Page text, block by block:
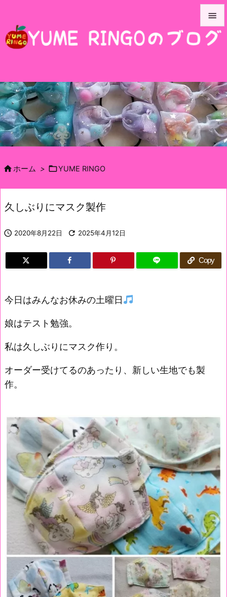



前へ

次へ

ホーム > YUME RINGO
久しぶりにマスク製作
 2020年8月22日  2025年4月12日
Copy
今日はみんなお休みの土曜日
娘はテスト勉強。
私は久しぶりにマスク作り。
オーダー受けてるのあったり、新しい生地でも製
作。